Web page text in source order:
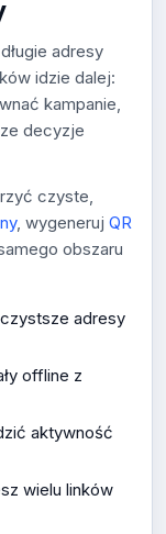
adresy
idzie dalej:
kampanie,
decyzje
czyste,
, wygeneruj QR
obszaru
adresy
offline z
aktywność
wielu linków